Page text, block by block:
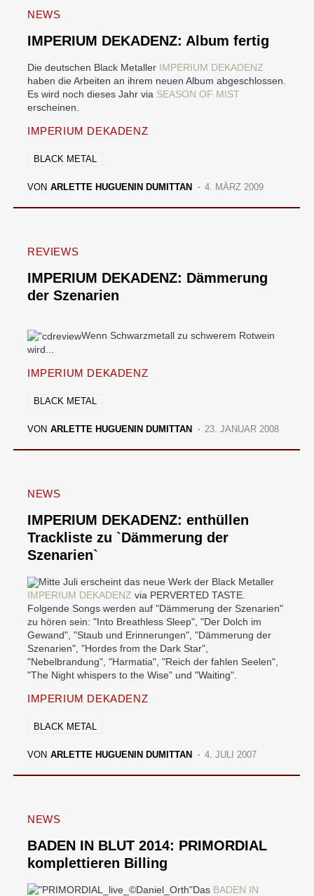
NEWS
IMPERIUM DEKADENZ: Album fertig
Die deutschen Black Metaller IMPERIUM DEKADENZ
haben die Arbeiten an ihrem neuen Album abgeschlossen.
Es wird noch dieses Jahr via SEASON OF MIST
erscheinen.
IMPERIUM DEKADENZ
BLACK METAL
VON ARLETTE HUGUENIN DUMITTAN 4. MÄRZ 2009
REVIEWS
IMPERIUM DEKADENZ: Dämmerung
der Szenarien
Wenn Schwarzmetall zu schwerem Rotwein
wird...
IMPERIUM DEKADENZ
BLACK METAL
VON ARLETTE HUGUENIN DUMITTAN 23. JANUAR 2008
NEWS
IMPERIUM DEKADENZ: enthüllen
Trackliste zu `Dämmerung der
Szenarien`
Mitte Juli erscheint das neue Werk der Black Metaller
IMPERIUM DEKADENZ via PERVERTED TASTE.
Folgende Songs werden auf "Dämmerung der Szenarien"
zu hören sein: "Into Breathless Sleep", "Der Dolch im
Gewand", "Staub und Erinnerungen", "Dämmerung der
Szenarien", "Hordes from the Dark Star",
"Nebelbrandung", "Harmatia", "Reich der fahlen Seelen",
"The Night whispers to the Wise" und "Waiting".
IMPERIUM DEKADENZ
BLACK METAL
VON ARLETTE HUGUENIN DUMITTAN 4. JULI 2007
NEWS
BADEN IN BLUT 2014: PRIMORDIAL
komplettieren Billing
Das BADEN IN